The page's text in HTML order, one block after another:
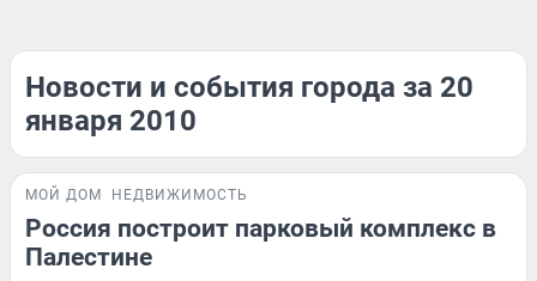
Новости и события города за 20
января 2010
МОЙ ДОМ НЕДВИЖИМОСТЬ
Россия построит парковый комплекс в
Палестине